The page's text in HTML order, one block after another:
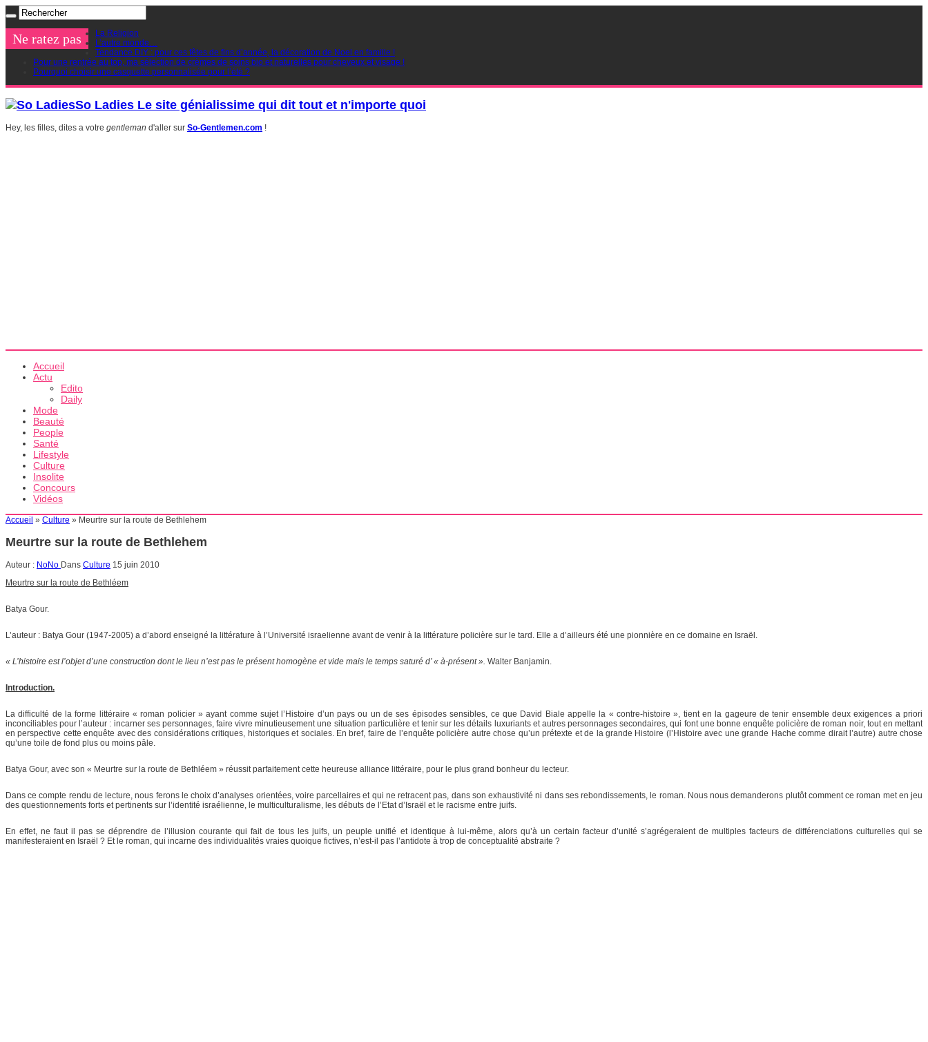
Ne ratez pas
La Religion
L’autre monde…
Tendance DIY : pour ces fêtes de fins d’année, la décoration de Noel en famille !
Pour une rentrée au top, ma sélection de crèmes de soins bio et naturelles pour cheveux et visage !
Pourquoi choisir une casquette personnalisée pour l’été ?
So Ladies Le site génialissime qui dit tout et n'importe quoi
Hey, les filles, dites a votre gentleman d'aller sur So-Gentlemen.com !
Accueil
Actu
Edito
Daily
Mode
Beauté
People
Santé
Lifestyle
Culture
Insolite
Concours
Vidéos
Accueil » Culture » Meurtre sur la route de Bethlehem
Meurtre sur la route de Bethlehem
Auteur : NoNo Dans Culture 15 juin 2010
Meurtre sur la route de Bethléem
Batya Gour.
L’auteur : Batya Gour (1947-2005) a d’abord enseigné la littérature à l’Université israelienne avant de venir à la littérature policière sur le tard. Elle a d’ailleurs été une pionnière en ce domaine en Israël.
« L’histoire est l’objet d’une construction dont le lieu n’est pas le présent homogène et vide mais le temps saturé d’ « à-présent ». Walter Banjamin.
Introduction.
La difficulté de la forme littéraire « roman policier » ayant comme sujet l’Histoire d’un pays ou un de ses épisodes sensibles, ce que David Biale appelle la « contre-histoire », tient en la gageure de tenir ensemble deux exigences a priori
inconciliables pour l’auteur : incarner ses personnages, faire vivre minutieusement une situation particulière et tenir sur les détails luxuriants et autres personnages secondaires, qui font une bonne enquête policière de roman noir, tout en mettant
en perspective cette enquête avec des considérations critiques, historiques et sociales. En bref, faire de l’enquête policière autre chose qu’un prétexte et de la grande Histoire (l’Histoire avec une grande Hache comme dirait l’autre) autre chose
qu’une toile de fond plus ou moins pâle.
Batya Gour, avec son « Meurtre sur la route de Bethléem » réussit parfaitement cette heureuse alliance littéraire, pour le plus grand bonheur du lecteur.
Dans ce compte rendu de lecture, nous ferons le choix d’analyses orientées, voire parcellaires et qui ne retracent pas, dans son exhaustivité ni dans ses rebondissements, le roman. Nous nous demanderons plutôt comment ce roman met en jeu
des questionnements forts et pertinents sur l’identité israélienne, le multiculturalisme, les débuts de l’Etat d’Israël et le racisme entre juifs.
En effet, ne faut il pas se déprendre de l’illusion courante qui fait de tous les juifs, un peuple unifié et identique à lui-même, alors qu’à un certain facteur d’unité s’agrégeraient de multiples facteurs de différenciations culturelles qui se
manifesteraient en Israël ? Et le roman, qui incarne des individualités vraies quoique fictives, n’est-il pas l’antidote à trop de conceptualité abstraite ?